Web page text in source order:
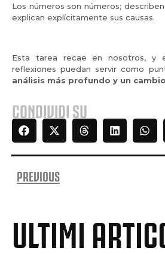
Los números son números;
explican explícitamente sus causas.
Esta tarea recae en nosotros, y
reflexiones puedan servir como
análisis más profundo y un
CONDIVIDI SU
PREVIOUS
ULTIMI